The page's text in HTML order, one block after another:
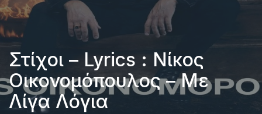
Στίχοι – Lyrics : Νίκος
Οικονομόπουλος – Με
Λίγα Λόγια